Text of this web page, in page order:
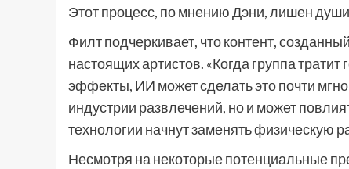
Этот процесс, по мнению Дэни, лишен
Филт подчеркивает, что контент,
настоящих артистов. «Когда группа
эффекты, ИИ может сделать это почти
индустрии развлечений, но и может
технологии начнут заменять физическую
Несмотря на некоторые потенциальные